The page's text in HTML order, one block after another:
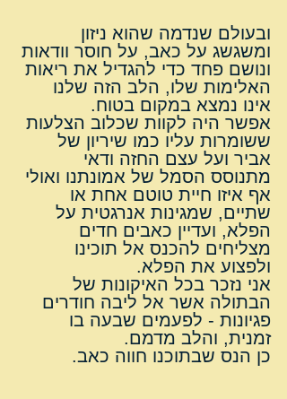
ובעולם שנדמה שהוא ניזון
ומשגשג על כאב, על חוסר וודאות
ונושם פחד כדי להגדיל את ריאות
האלימות שלו, הלב הזה שלנו
אינו נמצא במקום בטוח.
אפשר היה לקוות שכלוב הצלעות
ששומרות עליו כמו שיריון של
אביר ועל עצם החזה ודאי
מתנוסס הסמל של אמונתנו ואולי
אף איזו חיית טוטם אחת או
שתיים, שמגינות אנרגטית על
הפלא, ועדיין כאבים חדים
מצליחים להכנס אל תוכינו
ולפצוע את הפלא.
אני נזכר בכל האיקונות של
הבתולה אשר אל ליבה חודרים
פגיונות - לפעמים שבעה בו
זמנית, והלב מדמם.
כן הנס שבתוכנו חווה כאב.